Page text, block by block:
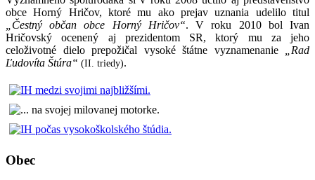
obce Horný Hričov, ktoré mu ako prejav uznania udelilo titul
„Čestný občan obce Horný Hričov“. V roku 2010 bol Ivan
Hričovský ocenený aj prezidentom SR, ktorý mu za jeho
celoživotné dielo prepožičal vysoké štátne vyznamenanie
„Rad
Ľudovíta Štúra“ (II. triedy).
Obec